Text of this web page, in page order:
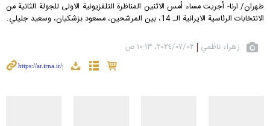
طهران/ ارنا- أجريت مساء أمس الاثنين المناظرة التلفزيونية الاولى للجولة الثانية من
الانتخابات الرئاسية الايرانية الـ 14، بين المرشحين، مسعود بزشكيان، وسعيد جليلي.
زهراء ناظمي ٠٢‏/٠٧‏/٢٠٢٤، ١٠:١٣ ص